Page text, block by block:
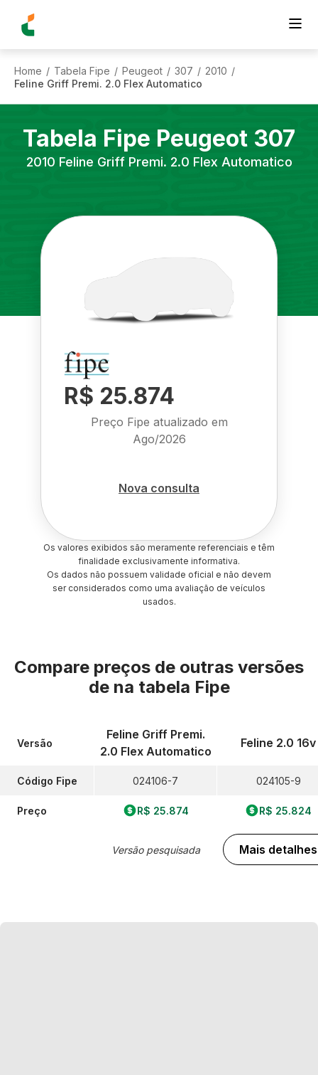
Home / Tabela Fipe / Peugeot / 307 / 2010 /
Feline Griff Premi. 2.0 Flex Automatico
Tabela Fipe Peugeot 307
2010 Feline Griff Premi. 2.0 Flex Automatico
R$ 25.874
Preço Fipe atualizado em
Ago/2026
Nova consulta
Os valores exibidos são meramente referenciais e têm
finalidade exclusivamente informativa.
Os dados não possuem validade oficial e não devem
ser considerados como uma avaliação de veículos
usados.
Compare preços de outras versões
de na tabela Fipe
Versão
Código Fipe
Preço
Feline Griff Premi.
2.0 Flex Automatico
024106-7
R$ 25.874
Versão pesquisada
Feline 2.0 16v
024105-9
R$ 25.824
Mais detalhes